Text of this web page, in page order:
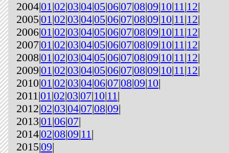
2004|01|02|03|04|05|06|07|08|09|10|11|12|
2005|01|02|03|04|05|06|07|08|09|10|11|12|
2006|01|02|03|04|05|06|07|08|09|10|11|12|
2007|01|02|03|04|05|06|07|08|09|10|11|12|
2008|01|02|03|04|05|06|07|08|09|10|11|12|
2009|01|02|03|04|05|06|07|08|09|10|11|12|
2010|01|02|03|04|06|07|08|09|10|
2011|01|02|03|07|10|11|
2012|02|03|04|07|08|09|
2013|01|06|07|
2014|02|08|09|11|
2015|09|